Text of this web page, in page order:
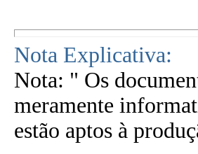
Nota Explicativa:
Nota: " Os
meramente
estão aptos à